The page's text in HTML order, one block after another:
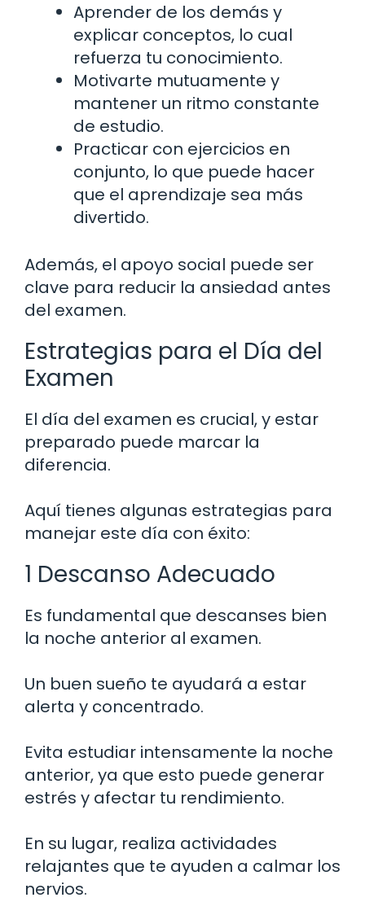
Aprender de los demás y
explicar conceptos, lo cual
refuerza tu conocimiento.
Motivarte mutuamente y
mantener un ritmo constante
de estudio.
Practicar con ejercicios en
conjunto, lo que puede hacer
que el aprendizaje sea más
divertido.
Además, el apoyo social puede ser
clave para reducir la ansiedad antes
del examen.
Estrategias para el Día del
Examen
El día del examen es crucial, y estar
preparado puede marcar la
diferencia.
Aquí tienes algunas estrategias para
manejar este día con éxito:
1 Descanso Adecuado
Es fundamental que descanses bien
la noche anterior al examen.
Un buen sueño te ayudará a estar
alerta y concentrado.
Evita estudiar intensamente la noche
anterior, ya que esto puede generar
estrés y afectar tu rendimiento.
En su lugar, realiza actividades
relajantes que te ayuden a calmar los
nervios.